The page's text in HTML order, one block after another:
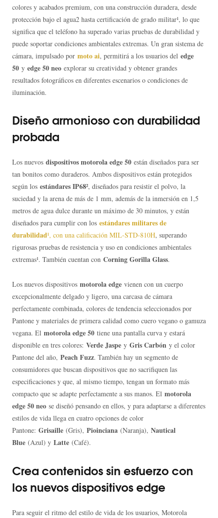
colores y acabados premium, con una construcción duradera, desde
protección bajo el agua2 hasta certificación de grado militar¹, lo que
significa que el teléfono ha superado varias pruebas de durabilidad y
puede soportar condiciones ambientales extremas. Un gran sistema de
cámara, impulsado por moto ai, permitirá a los usuarios del edge
50 y edge 50 neo explorar su creatividad y obtener grandes
resultados fotográficos en diferentes escenarios o condiciones de
iluminación.
Diseño armonioso con durabilidad
probada
Los nuevos dispositivos motorola edge 50 están diseñados para ser
tan bonitos como duraderos. Ambos dispositivos están protegidos
según los estándares IP68², diseñados para resistir el polvo, la
suciedad y la arena de más de 1 mm, además de la inmersión en 1,5
metros de agua dulce durante un máximo de 30 minutos, y están
diseñados para cumplir con los estándares militares de
durabilidad¹, con una calificación MIL-STD-810H, superando
rigurosas pruebas de resistencia y uso en condiciones ambientales
extremas¹. También cuentan con Corning Gorilla Glass.
Los nuevos dispositivos motorola edge vienen con un cuerpo
excepcionalmente delgado y ligero, una carcasa de cámara
perfectamente combinada, colores de tendencia seleccionados por
Pantone y materiales de primera calidad como cuero vegano o gamuza
vegana. El motorola edge 50 tiene una pantalla curva y estará
disponible en tres colores: Verde Jaspe y Gris Carbón y el color
Pantone del año, Peach Fuzz. También hay un segmento de
consumidores que buscan dispositivos que no sacrifiquen las
especificaciones y que, al mismo tiempo, tengan un formato más
compacto que se adapte perfectamente a sus manos. El motorola
edge 50 neo se diseñó pensando en ellos, y para adaptarse a diferentes
estilos de vida llega en cuatro opciones de color
Pantone: Grisaille (Gris), Pioinciana (Naranja), Nautical
Blue (Azul) y Latte (Café).
Crea contenidos sin esfuerzo con
los nuevos dispositivos edge
Para seguir el ritmo del estilo de vida de los usuarios, Motorola